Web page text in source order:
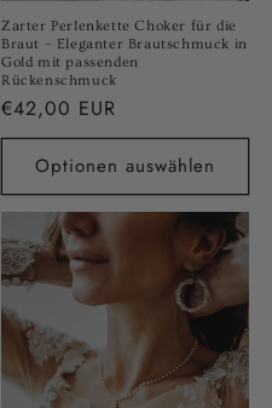
Zarter Perlenkette Choker für die
Braut – Eleganter Brautschmuck in
Gold mit passenden
Rückenschmuck
Normaler
Preis
€42,00 EUR
Optionen auswählen